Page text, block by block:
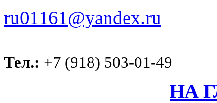
ru01161@yandex.ru
Тел.: +7 (918) 503-01-49
НА